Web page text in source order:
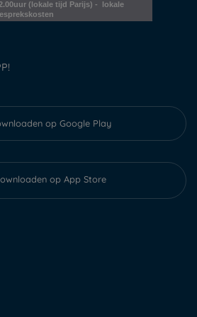
(lokale tijd Parijs) - lokale
op Google Play
op App Store